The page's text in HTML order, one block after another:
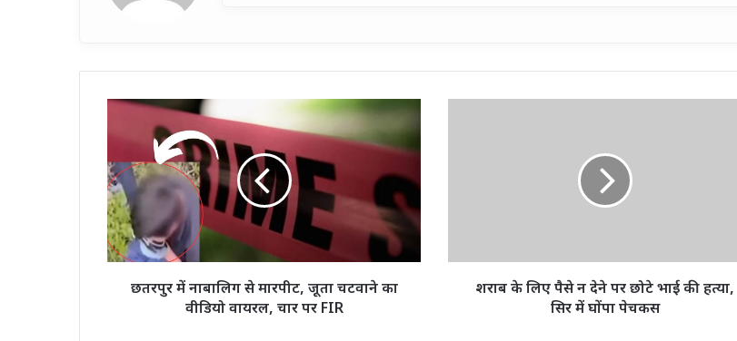
छतरपुर
से
मारपीट,
जूता
चटवाने
का
वीडियो
छतरपुर में नाबालिग से मारपीट, जूता चटवाने का
वीडियो वायरल, चार पर FIR
भाई
शराब के लिए पैसे न देने पर छोटे भाई की हत्या,
सिर में घोंपा पेचकस